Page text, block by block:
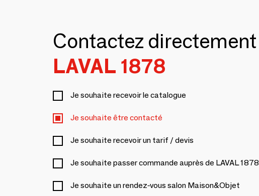
Contactez directement
LAVAL 1878
Je souhaite recevoir le catalogue
Je souhaite être contacté
Je souhaite recevoir un tarif / devis
Je souhaite passer commande auprès de LAVAL 1878
Je souhaite un rendez-vous salon Maison&Objet